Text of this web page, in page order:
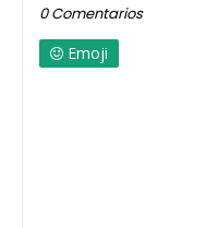
0 Comentarios
Emoji